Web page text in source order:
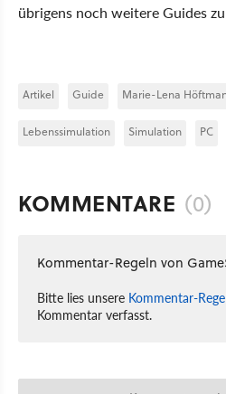
übrigens noch weitere Guides
Artikel Guide Marie-Lena
Lebenssimulation Simulation PC
KOMMENTARE (0)
Kommentar-Regeln von
Bitte lies unsere Kommentar-
Kommentar verfasst.